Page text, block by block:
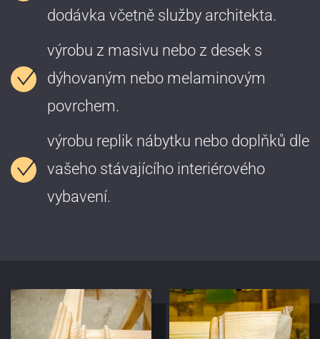
dodávka včetně služby architekta.
výrobu z masivu nebo z desek s
dýhovaným nebo melaminovým
povrchem.
výrobu replik nábytku nebo doplňků dle
vašeho stávajícího interiérového
vybavení.